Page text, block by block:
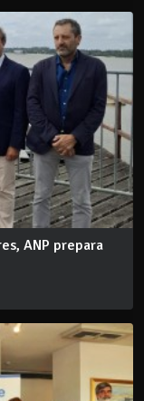
ANP prepara